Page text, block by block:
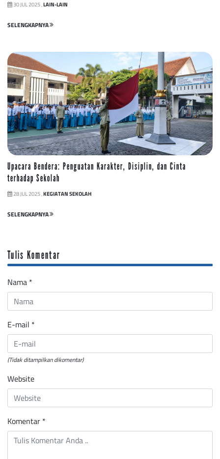
30 JUL 2025 ,LAIN-LAIN
SELENGKAPNYA
Upacara Bendera: Penguatan Karakter, Disiplin, dan Cinta
terhadap Sekolah
28 JUL 2025 ,KEGIATAN SEKOLAH
SELENGKAPNYA
Tulis Komentar
Nama *
E-mail *
(Tidak ditampilkan dikomentar)
Website
Komentar *